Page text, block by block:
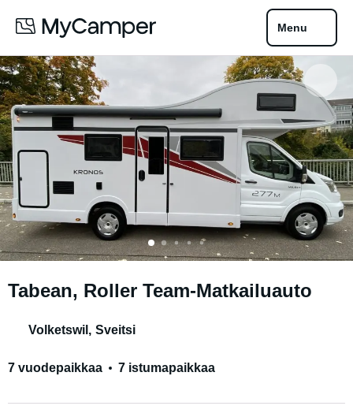
Menu
Tabean, Roller Team-Matkailuauto
Volketswil , Sveitsi
7 vuodepaikkaa 7 istumapaikkaa